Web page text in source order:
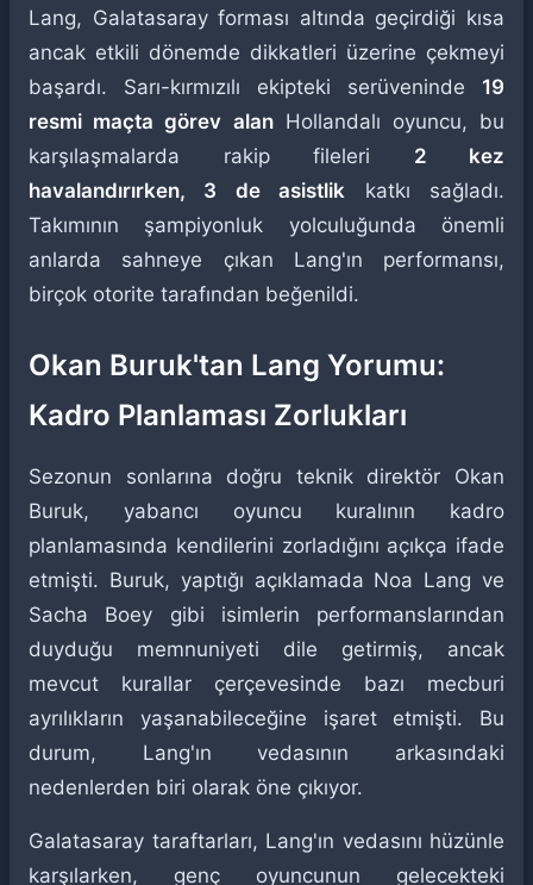
Lang, Galatasaray forması altında geçirdiği kısa
ancak etkili dönemde dikkatleri üzerine çekmeyi
başardı. Sarı-kırmızılı ekipteki serüveninde 19
resmi maçta görev alanHollandalı oyuncu, bu
karşılaşmalarda rakip fileleri 2 kez
havalandırırken, 3 de asistlik katkı sağladı.
Takımının şampiyonluk yolculuğunda önemli
anlarda sahneye çıkan Lang'ın performansı,
birçok otorite tarafından beğenildi.
Okan Buruk'tan Lang Yorumu:
Kadro Planlaması Zorlukları
Sezonun sonlarına doğru teknik direktör Okan
Buruk, yabancı oyuncu kuralının kadro
planlamasında kendilerini zorladığını açıkça ifade
etmişti. Buruk, yaptığı açıklamada Noa Lang ve
Sacha Boey gibi isimlerin performanslarından
duyduğu memnuniyeti dile getirmiş, ancak
mevcut kurallar çerçevesinde bazı mecburi
ayrılıkların yaşanabileceğine işaret etmişti. Bu
durum, Lang'ın vedasının arkasındaki
nedenlerden biri olarak öne çıkıyor.
Galatasaray taraftarları, Lang'ın vedasını hüzünle
karşılarken, genç oyuncunun gelecekteki